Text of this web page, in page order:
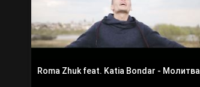
Roma Zhuk feat. Katia Bondar - Молитва